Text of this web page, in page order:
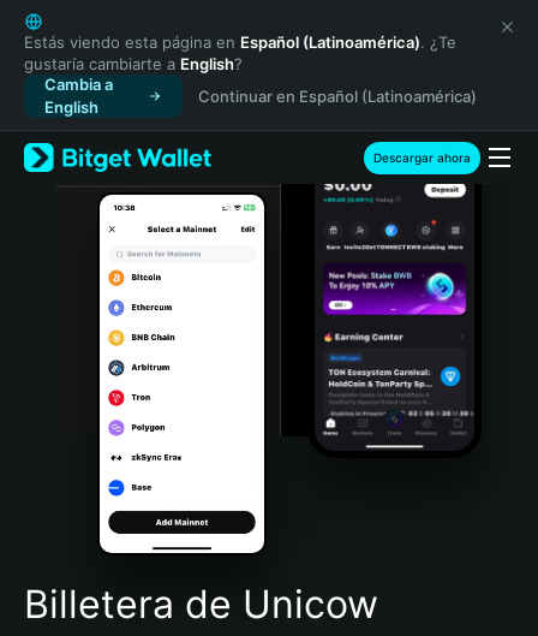
English
日本語
Tiếng Việt
Русский
Español (Latinoamérica)
Türkçe
Italiano
Português (Portugal)
Bahasa Indonesia
Português (Brasil)
Español (Argentina)
Estás viendo esta página en Español (Latinoamérica). ¿Te
gustaría cambiarte a English?
Cambia a
English
Continuar en Español (Latinoamérica)
Descargar ahora
Billetera de Unicow